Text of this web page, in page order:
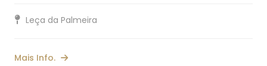
Leça da Palmeira
Mais Info.